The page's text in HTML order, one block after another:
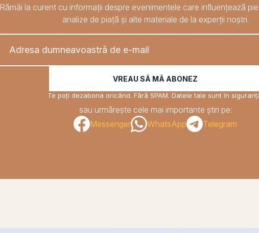
Rămâi la curent cu informații despre evenimentele care influențează
analize de piață și alte materiale de la experții noștri.
VREAU SĂ MĂ ABONEZ
Te poți dezabona oricând. Fără SPAM. Datele tale sunt în
sau urmărește cele mai importante știri pe:
Messenger
WhatsApp Telegram